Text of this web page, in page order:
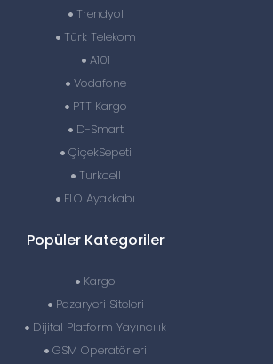
Trendyol
Türk Telekom
A101
Vodafone
PTT Kargo
D-Smart
ÇiçekSepeti
Turkcell
FLO Ayakkabı
Popüler Kategoriler
Kargo
Pazaryeri Siteleri
Dijital Platform Yayıncılık
GSM Operatörleri